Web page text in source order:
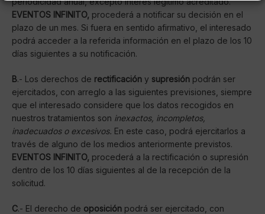
EVENTOS INFINITO, procederá a notificar su decisión en el
plazo de un mes. Si fuera en sentido afirmativo, el interesado
podrá acceder a la referida información en el plazo de los 10
días siguientes a su notificación.
B.- Los derechos de rectificacióny supresión podrán ser
ejercitados, con arreglo a las siguientes previsiones, siempre
que el interesado considere que los datos recogidos en
nuestros tratamientos son inexactos, incompletos,
inadecuados o excesivos. En este caso, podrá ejercitarlos a
través de alguno de los medios anteriormente previstos.
EVENTOS INFINITO, procederá a la rectificación o supresión
dentro de los 10 días siguientes al de la recepción de la
solicitud.
C.- El derecho de oposición podrá ser ejercitado, con